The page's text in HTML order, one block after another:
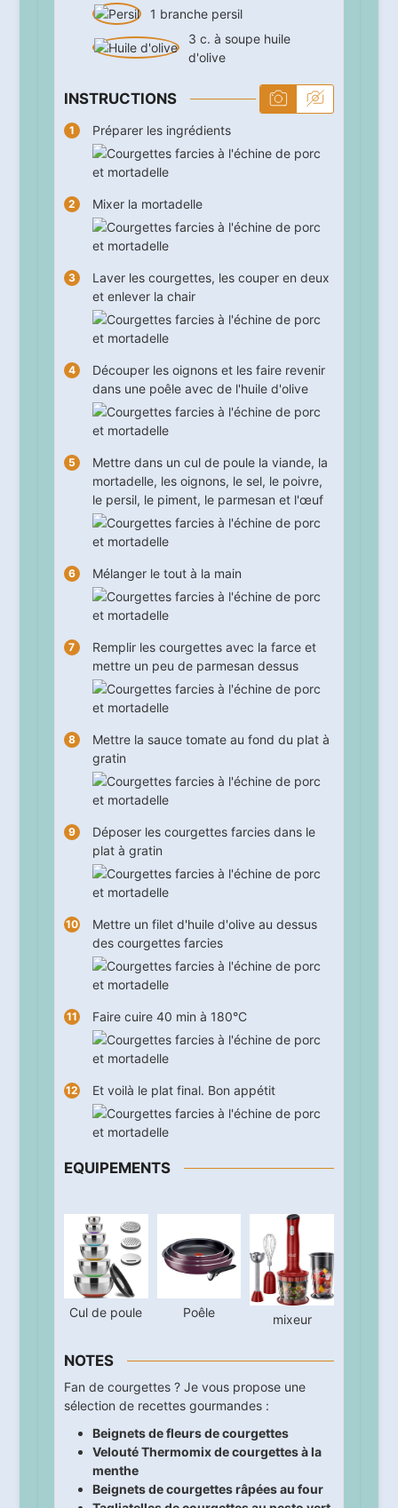
1 branche persil
3 c. à soupe huile
d'olive
INSTRUCTIONS
Préparer les ingrédients
Mixer la mortadelle
Laver les courgettes, les couper en deux
et enlever la chair
Découper les oignons et les faire revenir
dans une poêle avec de l'huile d'olive
Mettre dans un cul de poule la viande, la
mortadelle, les oignons, le sel, le poivre,
le persil, le piment, le parmesan et l'œuf
Mélanger le tout à la main
Remplir les courgettes avec la farce et
mettre un peu de parmesan dessus
Mettre la sauce tomate au fond du plat à
gratin
Déposer les courgettes farcies dans le
plat à gratin
Mettre un filet d'huile d'olive au dessus
des courgettes farcies
Faire cuire 40 min à 180°C
Et voilà le plat final. Bon appétit
EQUIPEMENTS
Cul de poule Poêle
mixeur
NOTES
Fan de courgettes ? Je vous propose une
sélection de recettes gourmandes :
Beignets de fleurs de courgettes
Velouté Thermomix de courgettes à la
menthe
Beignets de courgettes râpées au four